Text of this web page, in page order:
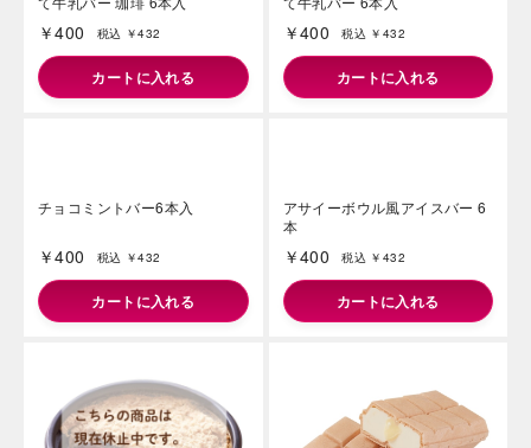
て牛乳バー 珈琲 6本入
カートに入れる
て牛乳バー 6本入
￥400
カートに入れる
チョコミントバー6本入
アサイーボウル風アイスバー 6